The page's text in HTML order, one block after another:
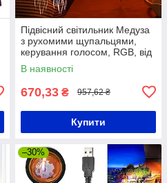
Підвісний світильник Медуза
з рухомими щупальцями,
керування голосом, RGB, від
USB / Підвісний нічник
В наявності
670,33 ₴ 957,62 ₴
Купити
–30%